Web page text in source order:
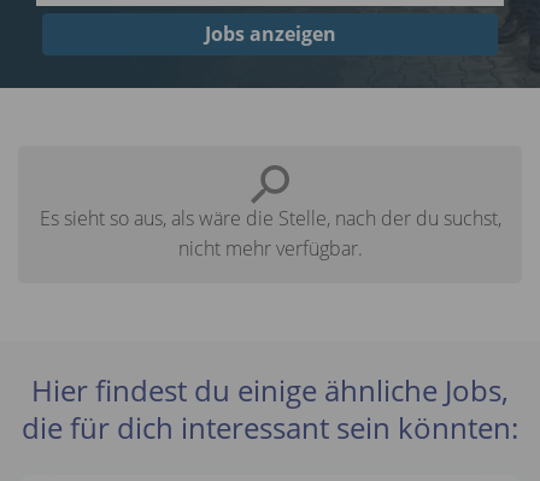
Jobs anzeigen
Es sieht so aus, als wäre die Stelle, nach der du suchst,
nicht mehr verfügbar.
Hier findest du einige ähnliche Jobs,
die für dich interessant sein könnten: